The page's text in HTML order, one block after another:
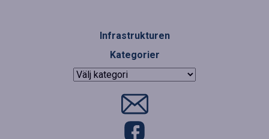
Infrastrukturen
Kategorier
Kategorier